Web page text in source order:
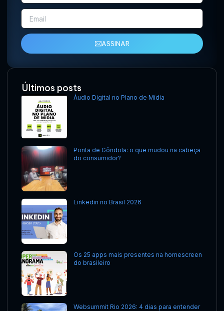
ASSINAR
Últimos posts
Áudio Digital no Plano de Mídia
Ponta de Gôndola: o que mudou na cabeça
do consumidor?
Linkedin no Brasil 2026
Os 25 apps mais presentes na homescreen
do brasileiro
Websummit Rio 2026: 4 dias para entender